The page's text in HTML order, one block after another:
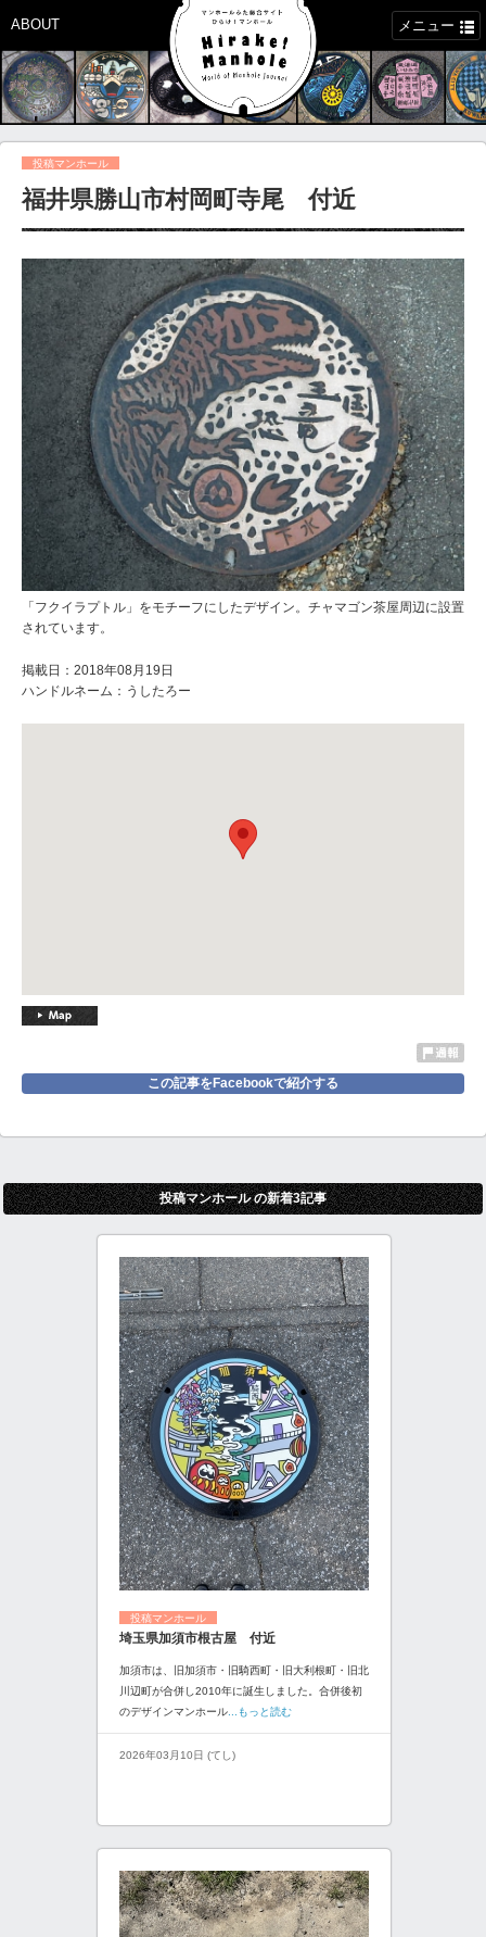
ABOUT メニュー
投稿マンホール
福井県勝山市村岡町寺尾 付近
「フクイラプトル」をモチーフにしたデザイン。チャマゴン茶屋周辺に設置
されています。
掲載日：2018年08月19日
ハンドルネーム：うしたろー
この記事をFacebookで紹介する
投稿マンホール の新着3記事
投稿マンホール
埼玉県加須市根古屋 付近
加須市は、旧加須市・旧騎西町・旧大利根町・旧北
川辺町が合併し2010年に誕生しました。合併後初
のデザインマンホール ...もっと読む
2026年03月10日 (てし)